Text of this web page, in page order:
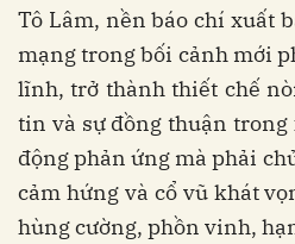
Tô Lâm, nền báo chí xuất
mạng trong bối cảnh mới
lĩnh, trở thành thiết chế
tin và sự đồng thuận trong
động phản ứng mà phải
cảm hứng và cổ vũ khát
hùng cường, phồn vinh,